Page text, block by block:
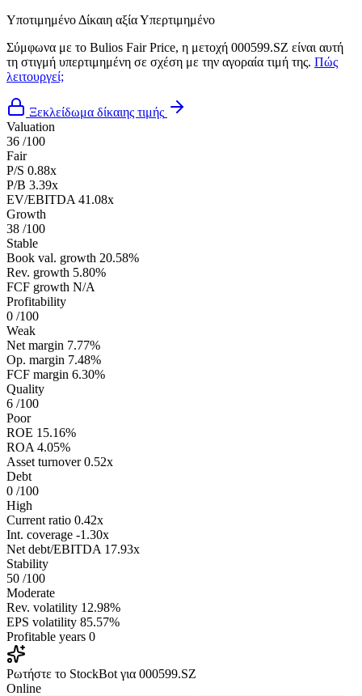
Υποτιμημένο Δίκαιη αξίαΥπερτιμημένο
Σύμφωνα με το Bulios Fair Price, η μετοχή 000599.SZ είναι αυτή
τη στιγμή υπερτιμημένη σε σχέση με την αγοραία τιμή της. Πώς
λειτουργεί;
Ξεκλείδωμα δίκαιης τιμής
Valuation
36 /100
Fair
P/S 0.88x
P/B 3.39x
EV/EBITDA 41.08x
Growth
38 /100
Stable
Book val. growth 20.58%
Rev. growth 5.80%
FCF growth N/A
Profitability
0 /100
Weak
Net margin 7.77%
Op. margin 7.48%
FCF margin 6.30%
Quality
6 /100
Poor
ROE 15.16%
ROA 4.05%
Asset turnover 0.52x
Debt
0 /100
High
Current ratio 0.42x
Int. coverage -1.30x
Net debt/EBITDA 17.93x
Stability
50 /100
Moderate
Rev. volatility 12.98%
EPS volatility 85.57%
Profitable years 0
Ρωτήστε το StockBot για 000599.SZ
Online